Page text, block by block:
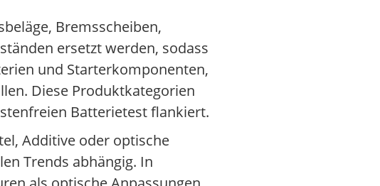
Bremsscheiben,
ersetzt werden, sodass
und Starterkomponenten,
Diese Produktkategorien
Batterietest flankiert.
Additive oder optische
Trends abhängig. In